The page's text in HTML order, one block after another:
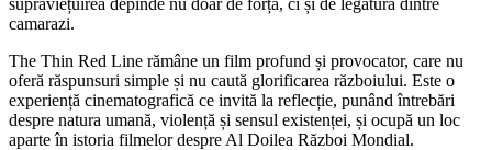
camarazi.
The Thin Red Line rămâne un film profund și provocator, care nu
oferă răspunsuri simple și nu caută glorificarea războiului. Este o
experiență cinematografică ce invită la reflecție, punând întrebări
despre natura umană, violență și sensul existenței, și ocupă un loc
aparte în istoria filmelor despre Al Doilea Război Mondial.